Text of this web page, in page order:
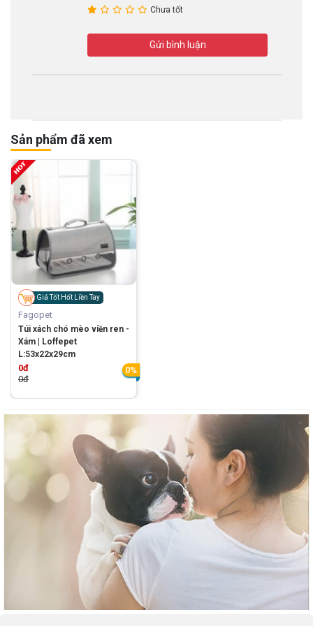
Chưa tốt
Gửi bình luận
Sản phẩm đã xem
Giá Tốt Hốt Liền Tay
Fagopet
Túi xách chó mèo viền ren -
Xám | Loffepet
L:53x22x29cm
0đ
0đ
0%